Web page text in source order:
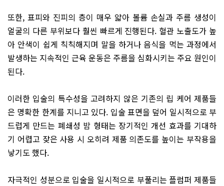
또한, 표피와 진피의 층이 매우 얇아 볼륨 손실과 주름 생성이
얼굴의 다른 부위보다 훨씬 빠르게 진행된다. 혈관 노출도가 높
아 안색이 쉽게 칙칙해지며 말을 하거나 음식을 먹는 과정에서
발생하는 지속적인 근육 운동은 주름을 심화시키는 주요 원인이
된다.
이러한 입술의 특수성을 고려하지 않은 기존의 립 케어 제품들
은 명확한 한계를 지니고 있다. 입술 표면을 덮어 일시적으로 부
드럽게 만드는 폐쇄성 밤 형태는 장기적인 개선 효과를 기대하
기 어렵고 잦은 사용 시 오히려 제품 의존도를 높이는 부작용을
낳기도 했다.
자극적인 성분으로 입술을 일시적으로 부풀리는 플럼퍼 제품들